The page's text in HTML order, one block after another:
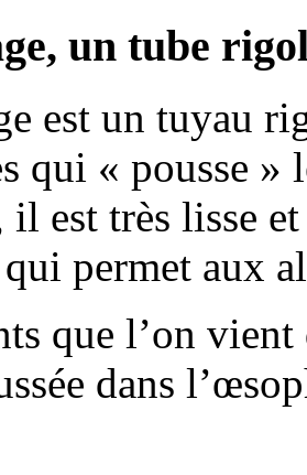
un tube
est un tuyau
qui « pousse »
il est très lisse
permet aux
que l’on
dans